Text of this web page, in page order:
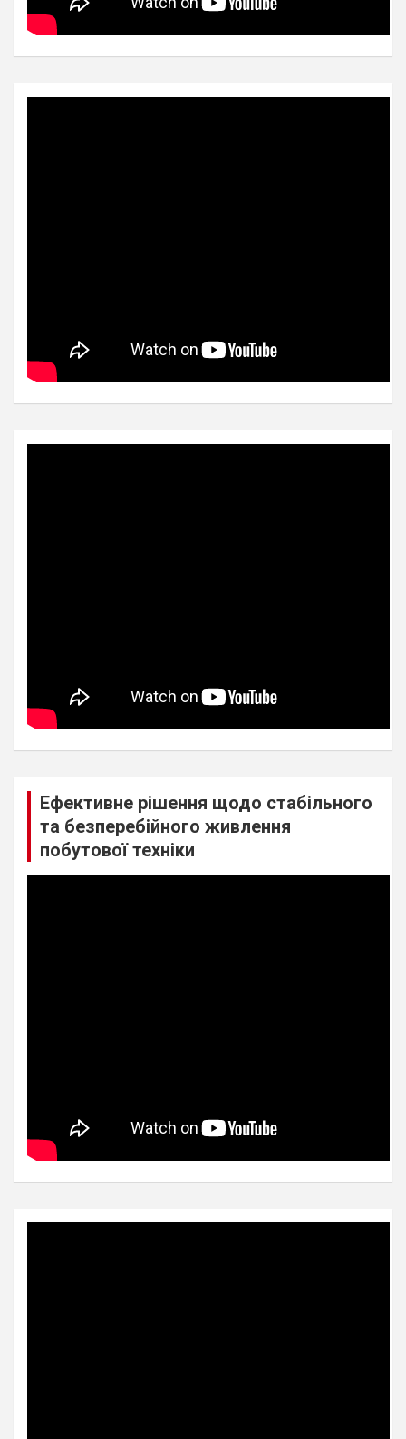
Ефективне рішення щодо стабільного
та безперебійного живлення
побутової техніки